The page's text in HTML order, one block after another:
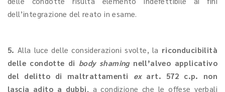
dell’integrazione del reato in esame.
5. Alla luce delle considerazioni svolte, la riconducibilità
delle condotte di body shamingnell’alveo applicativo
del delitto di maltrattamenti ex art. 572 c.p. non
lascia adito a dubbi, a condizione che le offese verbali